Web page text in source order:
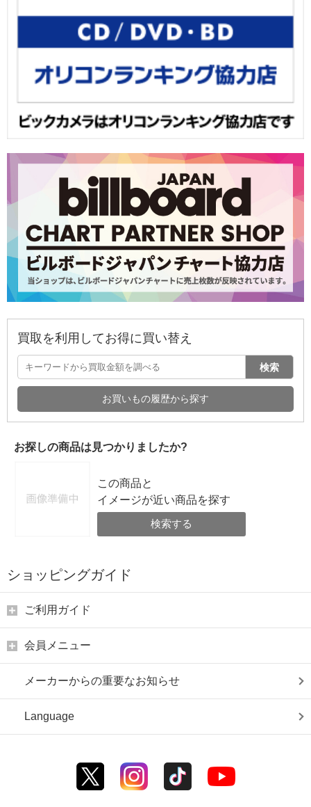
買取を利用してお得に買い替え
検索
お買いもの履歴から探す
お探しの商品は見つかりましたか?
この商品と
イメージが近い商品を探す
検索する
ショッピングガイド
ご利用ガイド
会員メニュー
メーカーからの重要なお知らせ
Language